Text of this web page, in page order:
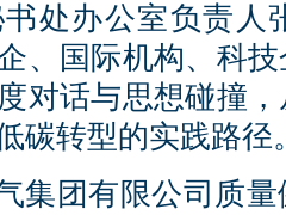
处办公室负责人
、国际机构、科
对话与思想碰撞
碳转型的实践路径
集团有限公司质